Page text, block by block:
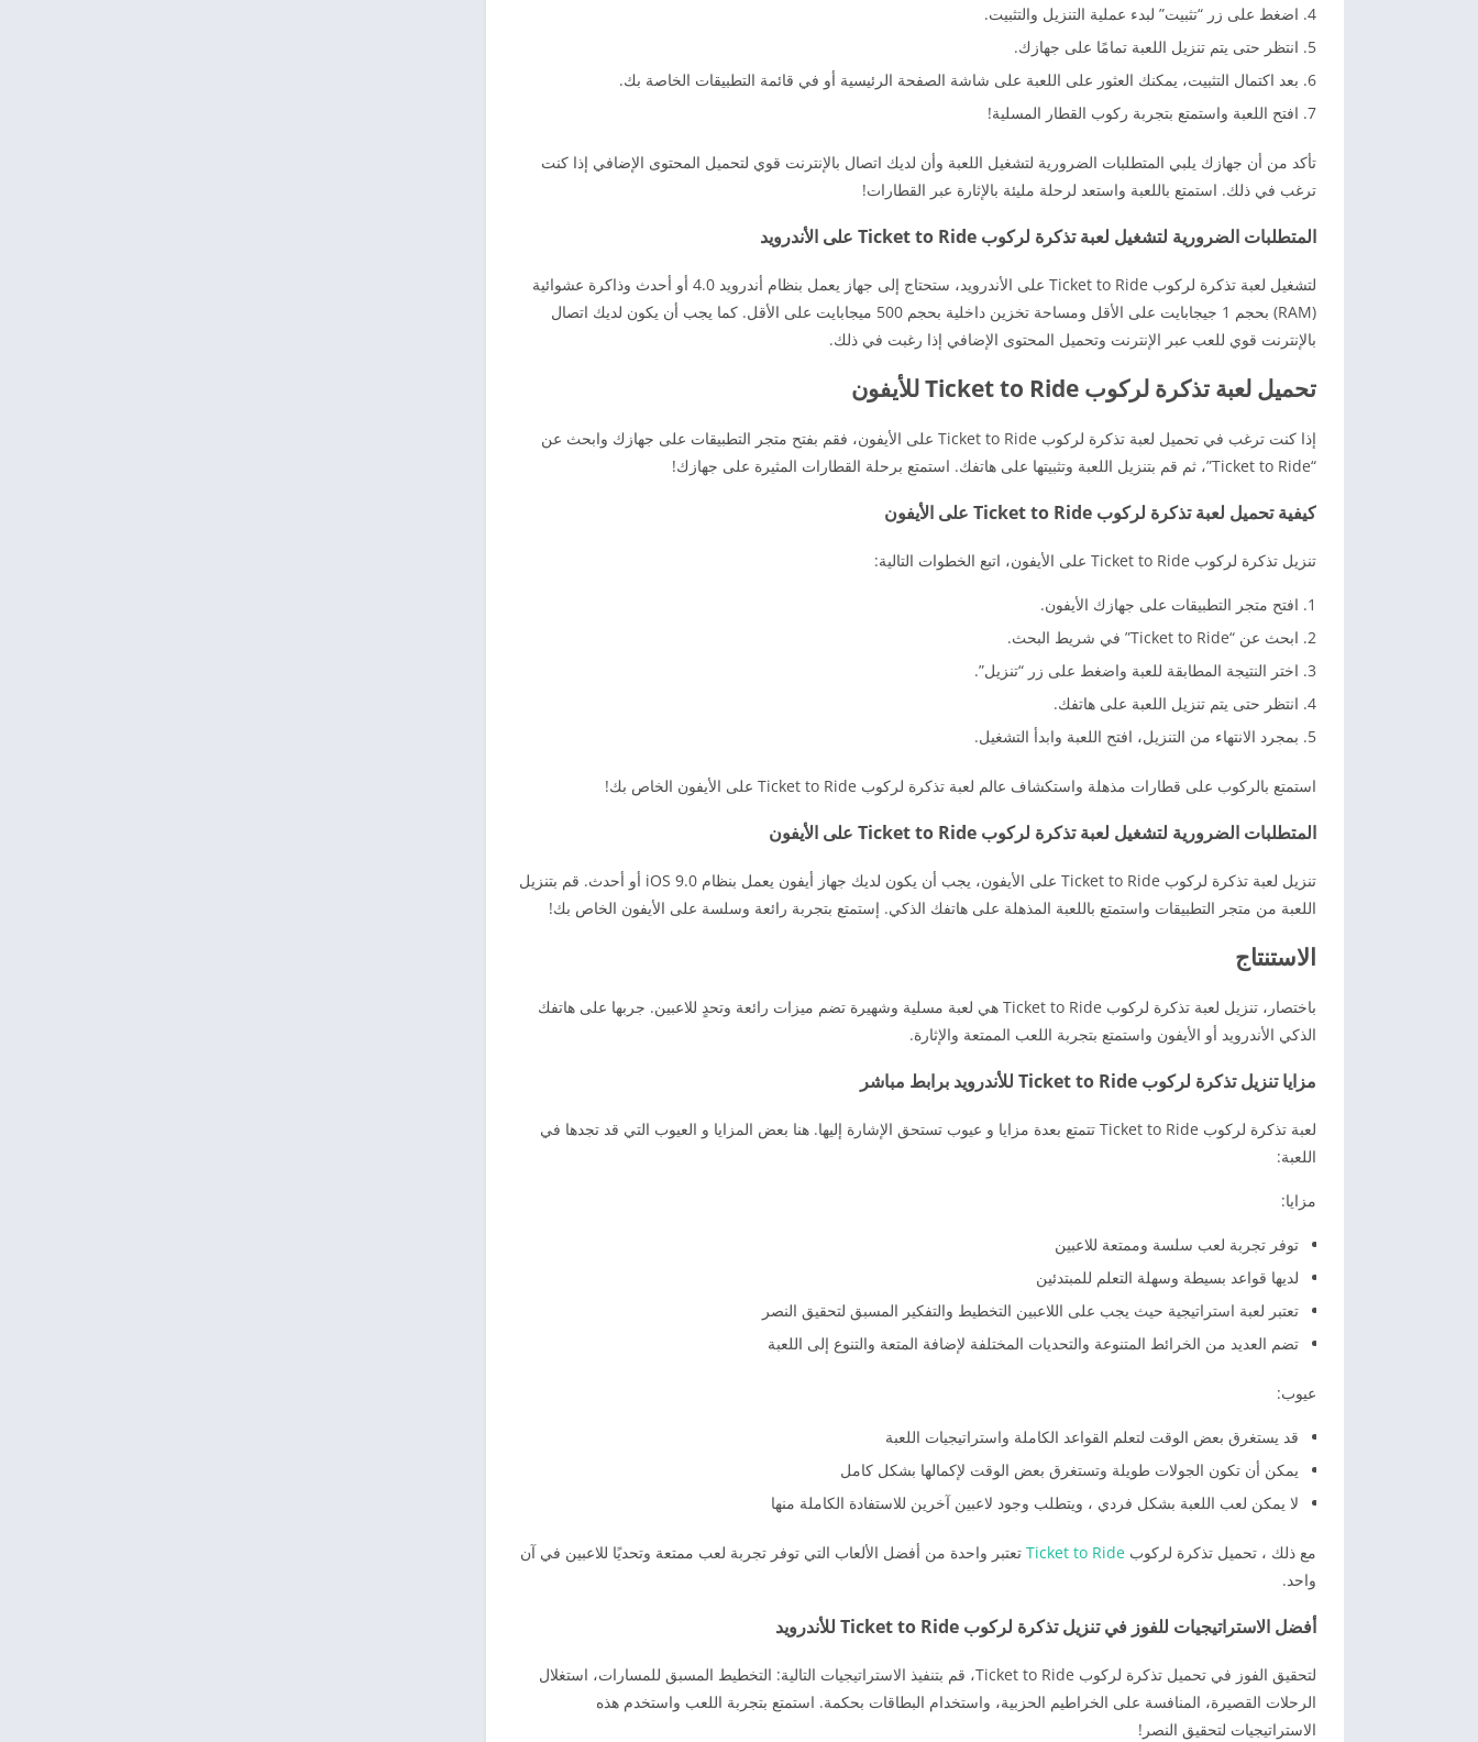
اضغط على زر “تثبيت” لبدء عملية التنزيل والتثبيت.
انتظر حتى يتم تنزيل اللعبة تمامًا على جهازك.
بعد اكتمال التثبيت، يمكنك العثور على اللعبة على شاشة الصفحة الرئيسية أو في قائمة التطبيقات الخاصة بك.
افتح اللعبة واستمتع بتجربة ركوب القطار المسلية!
تأكد من أن جهازك يلبي المتطلبات الضرورية لتشغيل اللعبة وأن لديك اتصال بالإنترنت قوي لتحميل المحتوى الإضافي إذا كنت
ترغب في ذلك. استمتع باللعبة واستعد لرحلة مليئة بالإثارة عبر القطارات!
المتطلبات الضرورية لتشغيل لعبة تذكرة لركوب Ticket to Ride على الأندرويد
لتشغيل لعبة تذكرة لركوب Ticket to Ride على الأندرويد، ستحتاج إلى جهاز يعمل بنظام أندرويد 4.0 أو أحدث وذاكرة عشوائية
(RAM) بحجم 1 جيجابايت على الأقل ومساحة تخزين داخلية بحجم 500 ميجابايت على الأقل. كما يجب أن يكون لديك اتصال
بالإنترنت قوي للعب عبر الإنترنت وتحميل المحتوى الإضافي إذا رغبت في ذلك.
تحميل لعبة تذكرة لركوب Ticket to Ride للأيفون
إذا كنت ترغب في تحميل لعبة تذكرة لركوب Ticket to Ride على الأيفون، فقم بفتح متجر التطبيقات على جهازك وابحث عن
“Ticket to Ride”، ثم قم بتنزيل اللعبة وتثبيتها على هاتفك. استمتع برحلة القطارات المثيرة على جهازك!
كيفية تحميل لعبة تذكرة لركوب Ticket to Ride على الأيفون
تنزيل تذكرة لركوب Ticket to Ride على الأيفون، اتبع الخطوات التالية:
افتح متجر التطبيقات على جهازك الأيفون.
ابحث عن “Ticket to Ride” في شريط البحث.
اختر النتيجة المطابقة للعبة واضغط على زر “تنزيل”.
انتظر حتى يتم تنزيل اللعبة على هاتفك.
بمجرد الانتهاء من التنزيل، افتح اللعبة وابدأ التشغيل.
استمتع بالركوب على قطارات مذهلة واستكشاف عالم لعبة تذكرة لركوب Ticket to Ride على الأيفون الخاص بك!
المتطلبات الضرورية لتشغيل لعبة تذكرة لركوب Ticket to Ride على الأيفون
تنزيل لعبة تذكرة لركوب Ticket to Ride على الأيفون، يجب أن يكون لديك جهاز أيفون يعمل بنظام iOS 9.0 أو أحدث. قم بتنزيل
اللعبة من متجر التطبيقات واستمتع باللعبة المذهلة على هاتفك الذكي. إستمتع بتجربة رائعة وسلسة على الأيفون الخاص بك!
الاستنتاج
باختصار، تنزيل لعبة تذكرة لركوب Ticket to Ride هي لعبة مسلية وشهيرة تضم ميزات رائعة وتحدٍ للاعبين. جربها على هاتفك
الذكي الأندرويد أو الأيفون واستمتع بتجربة اللعب الممتعة والإثارة.
مزايا تنزيل تذكرة لركوب Ticket to Ride للأندرويد برابط مباشر
لعبة تذكرة لركوب Ticket to Ride تتمتع بعدة مزايا و عيوب تستحق الإشارة إليها. هنا بعض المزايا و العيوب التي قد تجدها في
اللعبة:
مزايا:
توفر تجربة لعب سلسة وممتعة للاعبين
لديها قواعد بسيطة وسهلة التعلم للمبتدئين
تعتبر لعبة استراتيجية حيث يجب على اللاعبين التخطيط والتفكير المسبق لتحقيق النصر
تضم العديد من الخرائط المتنوعة والتحديات المختلفة لإضافة المتعة والتنوع إلى اللعبة
عيوب:
قد يستغرق بعض الوقت لتعلم القواعد الكاملة واستراتيجيات اللعبة
يمكن أن تكون الجولات طويلة وتستغرق بعض الوقت لإكمالها بشكل كامل
لا يمكن لعب اللعبة بشكل فردي ، ويتطلب وجود لاعبين آخرين للاستفادة الكاملة منها
مع ذلك ، تحميل تذكرة لركوب Ticket to Ride تعتبر واحدة من أفضل الألعاب التي توفر تجربة لعب ممتعة وتحديًا للاعبين في آن
واحد.
أفضل الاستراتيجيات للفوز في تنزيل تذكرة لركوب Ticket to Ride للأندرويد
لتحقيق الفوز في تحميل تذكرة لركوب Ticket to Ride، قم بتنفيذ الاستراتيجيات التالية: التخطيط المسبق للمسارات، استغلال
الرحلات القصيرة، المنافسة على الخراطيم الحزبية، واستخدام البطاقات بحكمة. استمتع بتجربة اللعب واستخدم هذه
الاستراتيجيات لتحقيق النصر!